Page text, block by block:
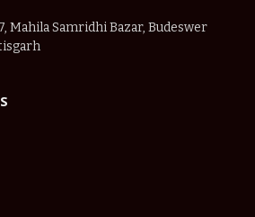
Mahila Samridhi Bazar, Budeswer